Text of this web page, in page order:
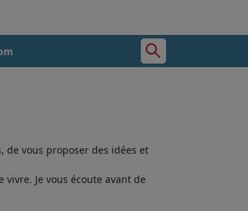
vous proposer des idées et
Je vous écoute avant de